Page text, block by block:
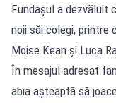
Fundașul a dezvăluit
noii săi colegi, printre
Moise Kean și Luca
În mesajul adresat
abia așteaptă să